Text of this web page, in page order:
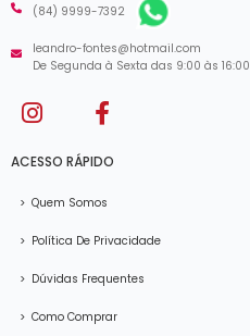
(84) 9999-7392
leandro-fontes@hotmail.com
De Segunda à Sexta das 9:00 às 16:00
ACESSO RÁPIDO
> Quem Somos
> Política De Privacidade
> Dúvidas Frequentes
> Como Comprar